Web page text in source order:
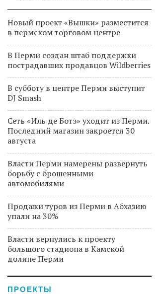
Новый проект «Вышки» разместится
в пермском торговом центре
В Перми создан штаб поддержки
пострадавших продавцов Wildberries
В субботу в центре Перми выступит
DJ Smash
Сеть «Иль де Ботэ» уходит из Перми.
Последний магазин закроется 30
августа
Власти Перми намерены развернуть
борьбу с брошенными
автомобилями
Продажи туров из Перми в Абхазию
упали на 30%
Власти вернулись к проекту
большого стадиона в Камской
долине Перми
ПРОЕКТЫ